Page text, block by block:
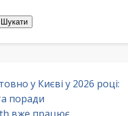
у Києві у 2026 році:
поради